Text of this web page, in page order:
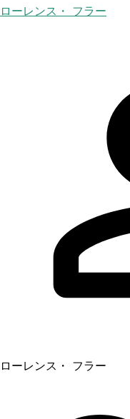
ローレンス・ フラー
ローレンス・ フラー